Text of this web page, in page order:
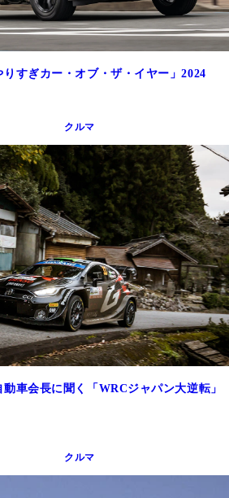
すぎカー・オブ・ザ・イヤー」2024
クルマ
車会長に聞く「WRCジャパン大逆転」
クルマ